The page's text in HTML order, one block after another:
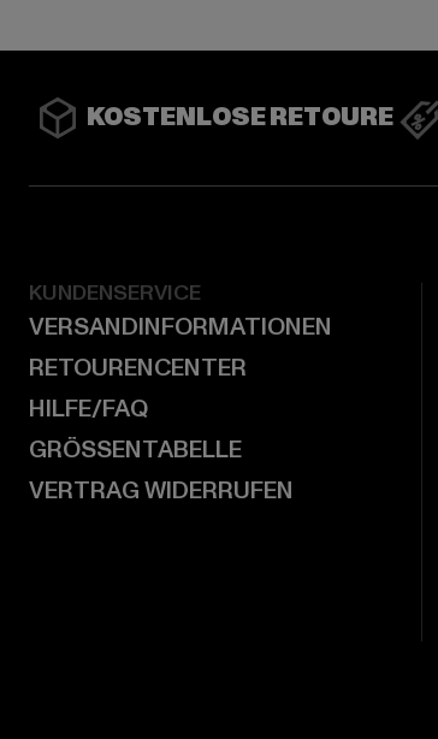
KOSTENLOSE RETOURE
KUNDENSERVICE
VERSANDINFORMATIONEN
RETOURENCENTER
HILFE/FAQ
GRÖSSENTABELLE
VERTRAG WIDERRUFEN